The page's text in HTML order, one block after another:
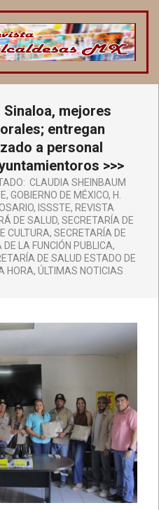
mejores
entregan
a personal
>>>
CLAUDIA SHEINBAUM
, GOBIERNO DE MÉXICO, H.
, ISSSTE, REVISTA
DE SALUD, SECRETARÍA DE
CULTURA, SECRETARÍA DE
DE LA FUNCIÓN PUBLICA,
DE SALUD ESTADO DE
HORA, ÚLTIMAS NOTICIAS